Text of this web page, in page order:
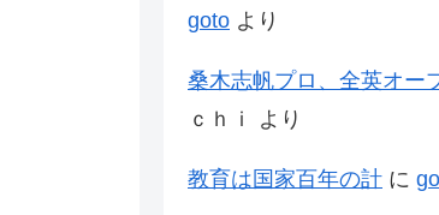
goto より
桑木志帆プロ、全英オー
ｃｈｉ
より
教育は国家百年の計 に